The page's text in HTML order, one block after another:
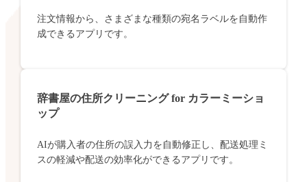
注文情報から、さまざまな種類の宛名ラベルを自動作
成できるアプリです。
辞書屋の住所クリーニング for カラーミーショ
ップ
AIが購入者の住所の誤入力を自動修正し、配送処理ミ
スの軽減や配送の効率化ができるアプリです。